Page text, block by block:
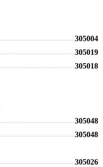
305004
305019
305018
305048
305048
305026